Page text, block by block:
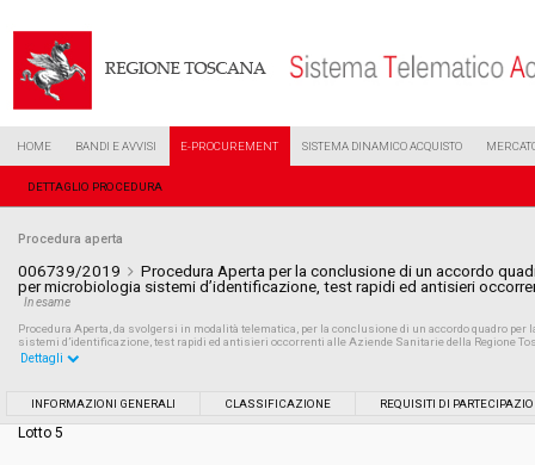
HOME BANDI E AVVISI E-PROCUREMENT SISTEMA DINAMICO ACQUISTO
DETTAGLIO PROCEDURA
Procedura aperta
006739/2019
Procedura Aperta per la conclusione di un accordo
per microbiologia sistemi d’identificazione, test rapidi ed antisieri
In esame
Procedura Aperta, da svolgersi in modalità telematica, per la conclusione di un accordo quadro
sistemi d’identificazione, test rapidi ed antisieri occorrenti alle Aziende Sanitarie della Regione
Tipo di contratto:
Dettagli
INFORMAZIONI GENERALI CLASSIFICAZIONE REQUISITI DI
Lotto 5